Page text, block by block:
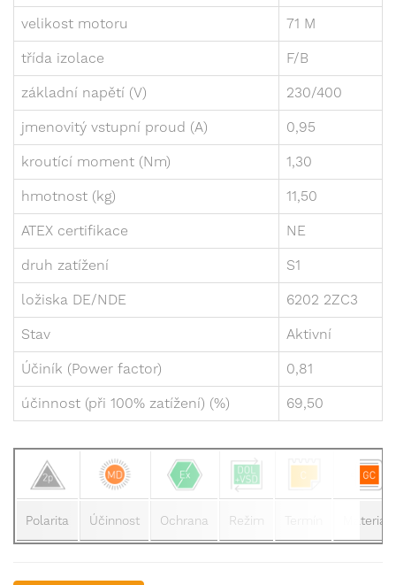
velikost motoru 71 M
třída izolace F/B
základní napětí (V) 230/400
jmenovitý vstupní proud (A) 0,95
kroutící moment (Nm) 1,30
hmotnost (kg) 11,50
ATEX certifikace NE
druh zatížení S1
ložiska DE/NDE 6202 2ZC3
Stav Aktivní
Účiník (Power factor) 0,81
účinnost (při 100% zatížení) (%) 69,50
Polarita Účinnost Ochrana Režim Materiál